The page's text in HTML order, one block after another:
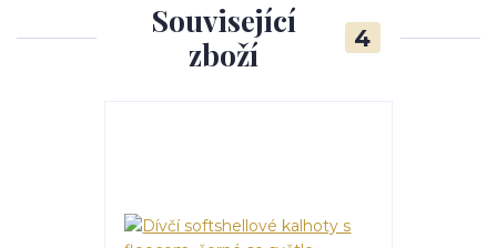
Související
zboží
4